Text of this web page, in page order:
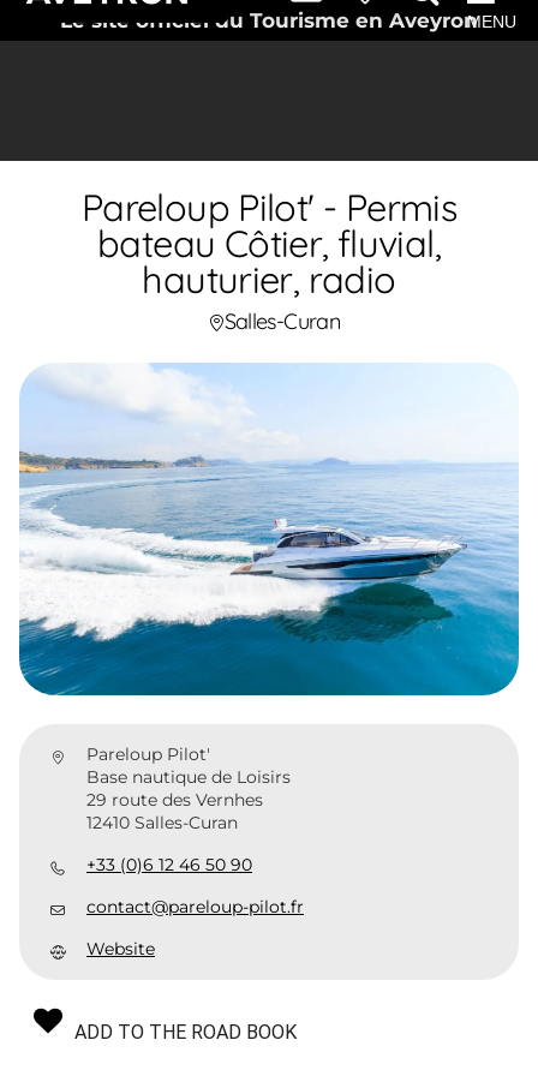
Le site officiel du Tourisme en AveyronMENU
Pareloup Pilot' - Permis
bateau Côtier, fluvial,
hauturier, radio
Salles-Curan
Pareloup Pilot'
Base nautique de Loisirs
29 route des Vernhes
12410 Salles-Curan
+33 (0)6 12 46 50 90
contact@pareloup-pilot.fr
Website
ADD TO THE ROAD BOOK